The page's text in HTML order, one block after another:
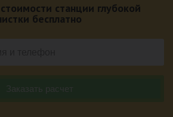
станции глубокой
бесплатно